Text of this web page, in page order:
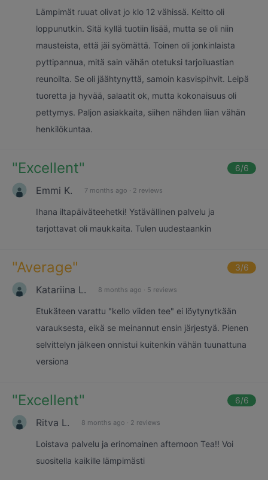
Lämpimät ruuat olivat jo klo 12 vähissä. Keitto oli
loppunutkin. Sitä kyllä tuotiin lisää, mutta se oli niin
mausteista, että jäi syömättä. Toinen oli jonkinlaista
pyttipannua, mitä sain vähän otetuksi tarjoiluastian
reunoilta. Se oli jäähtynyttä, samoin kasvispihvit. Leipä
tuoretta ja hyvää, salaatit ok, mutta kokonaisuus oli
pettymys. Paljon asiakkaita, siihen nähden liian vähän
henkilökuntaa.
"Excellent" 6/6
Emmi K. 7 months ago · 2 reviews
Ihana iltapäiväteehetki! Ystävällinen palvelu ja
tarjottavat oli maukkaita. Tulen uudestaankin
"Average" 3/6
Katariina L. 8 months ago · 5 reviews
Etukäteen varattu "kello viiden tee" ei löytynytkään
varauksesta, eikä se meinannut ensin järjestyä. Pienen
selvittelyn jälkeen onnistui kuitenkin vähän tuunattuna
versiona
"Excellent" 6/6
Ritva L. 8 months ago · 2 reviews
Loistava palvelu ja erinomainen afternoon Tea!! Voi
suositella kaikille lämpimästi